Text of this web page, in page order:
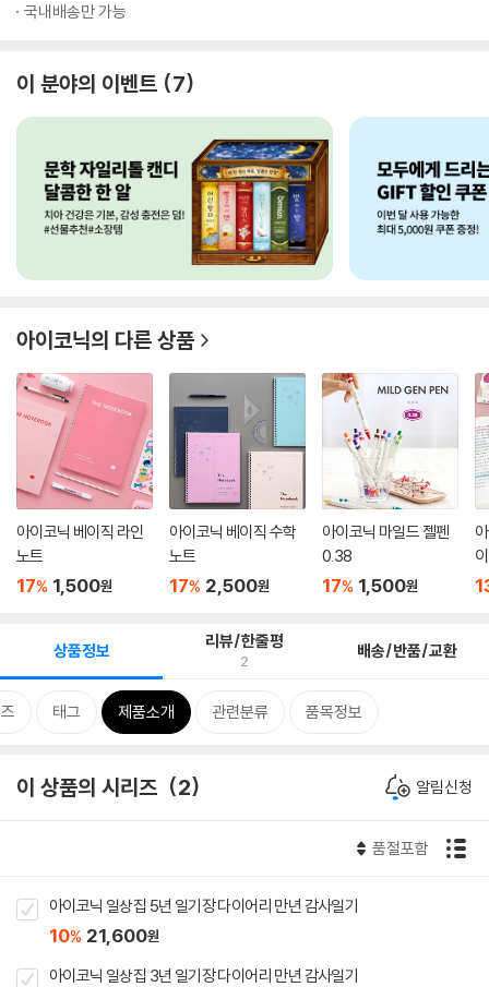
국내배송만 가능
이 분야의 이벤트 7
아이코닉의 다른 상품
아이코닉 베이직 라인
노트
17% 1,500원
아이코닉 베이직 수학
노트
17% 2,500원
아이코닉 마일드 젤펜
0.38
17% 1,500원
상품정보 리뷰/한줄평
2 배송/반품/교환
태그 제품소개 관련분류 품목정보
이 상품의 시리즈 2 알림신청
품절포함
아이코닉 일상집 5년 일기장 다이어리 만년 감사일기
10% 21,600원
아이코닉 일상집 3년 일기장 다이어리 만년 감사일기